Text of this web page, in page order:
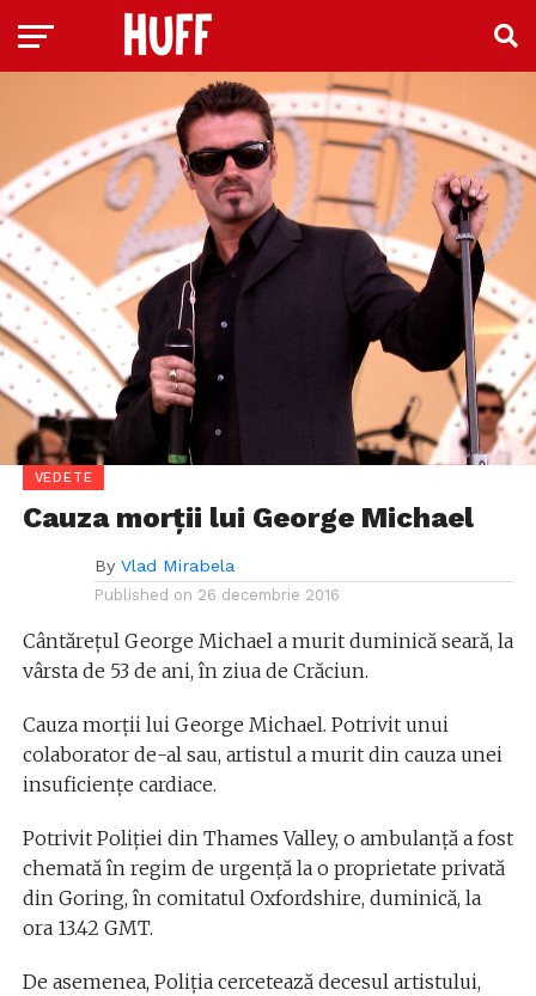
VEDETE
Cauza morții lui George Michael
By Vlad Mirabela
Published on 26 decembrie 2016
Cântăreţul George Michael a murit duminică seară, la
vârsta de 53 de ani, în ziua de Crăciun.
Cauza morții lui George Michael. Potrivit unui
colaborator de-al sau, artistul a murit din cauza unei
insuficiențe cardiace.
Potrivit Poliţiei din Thames Valley, o ambulanţă a fost
chemată în regim de urgenţă la o proprietate privată
din Goring, în comitatul Oxfordshire, duminică, la
ora 13.42 GMT.
De asemenea, Poliţia cercetează decesul artistului,